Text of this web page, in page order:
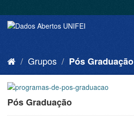
Grupos Pós Graduação
Pós Graduação